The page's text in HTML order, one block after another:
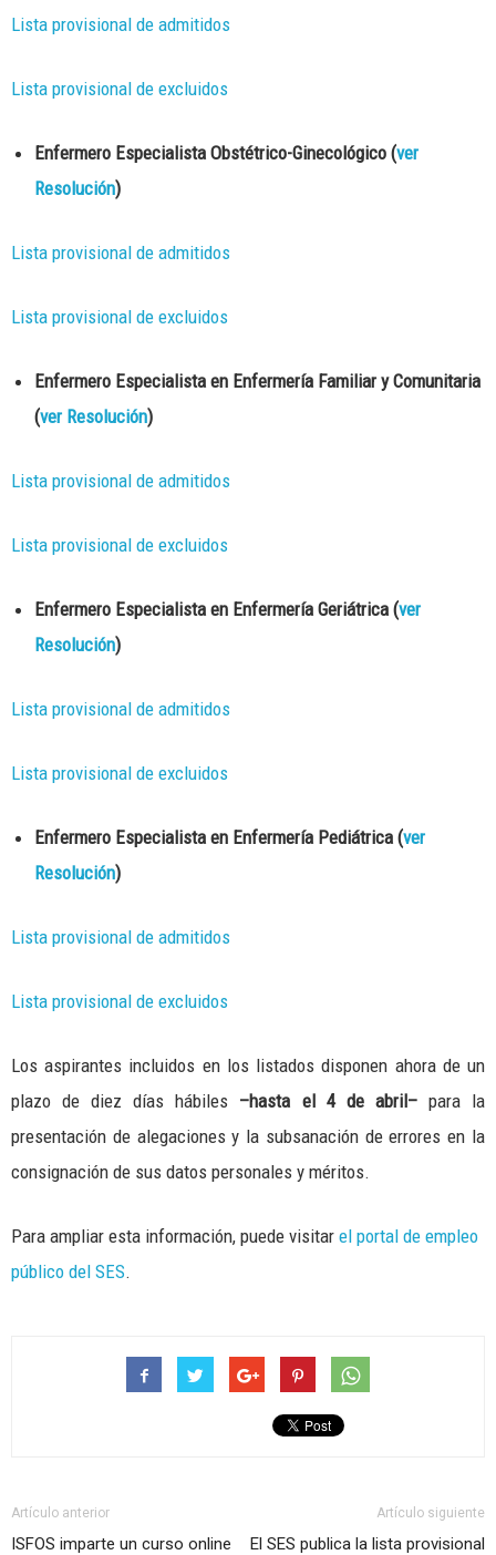
Lista provisional de admitidos
Lista provisional de excluidos
Enfermero Especialista Obstétrico-Ginecológico (ver
Resolución)
Lista provisional de admitidos
Lista provisional de excluidos
Enfermero Especialista en Enfermería Familiar y Comunitaria
(ver Resolución)
Lista provisional de admitidos
Lista provisional de excluidos
Enfermero Especialista en Enfermería Geriátrica (ver
Resolución)
Lista provisional de admitidos
Lista provisional de excluidos
Enfermero Especialista en Enfermería Pediátrica (ver
Resolución)
Lista provisional de admitidos
Lista provisional de excluidos
Los aspirantes incluidos en los listados disponen ahora de un
plazo de diez días hábiles –hasta el 4 de abril–para la
presentación de alegaciones y la subsanación de errores en la
consignación de sus datos personales y méritos.
Para ampliar esta información, puede visitar el portal de empleo
público del SES.
Artículo anterior
ISFOS imparte un curso online
Artículo siguiente
El SES publica la lista provisional